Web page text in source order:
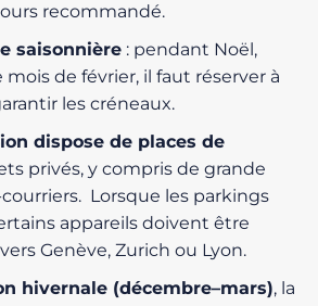
recommandé.
saisonnière : pendant Noël,
mois de février, il faut réserver à
les créneaux.
dispose de places de
privés, y compris de grande
Lorsque les parkings
appareils doivent être
vers Genève, Zurich ou Lyon.
hivernale (décembre–mars), la